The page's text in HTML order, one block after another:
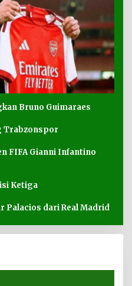
Bruno Guimaraes
Trabzonspor
FIFA Gianni Infantino
Ketiga
Palacios dari Real Madrid